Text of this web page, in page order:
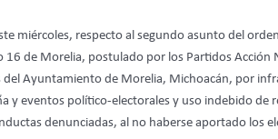
miércoles, respecto al segundo asunto del
de Morelia, postulado por los Partidos Acción
Ayuntamiento de Morelia, Michoacán, por
y eventos político-electorales y uso indebido
denunciadas, al no haberse aportado los